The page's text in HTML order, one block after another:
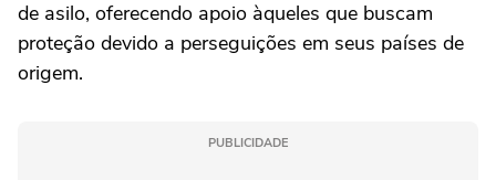
de asilo, oferecendo apoio àqueles que buscam
proteção devido a perseguições em seus países de
origem.
PUBLICIDADE